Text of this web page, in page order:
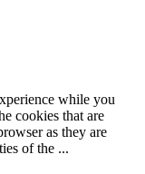
while you
cookies that are
as they are
of the ...